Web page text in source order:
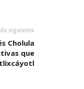
siguiente
Cholula
que